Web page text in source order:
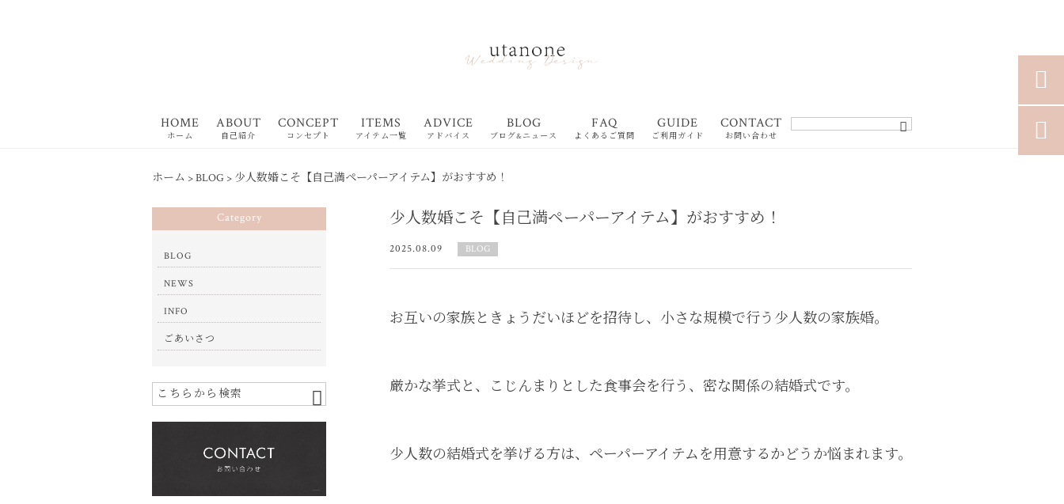
HOME
ホーム
ABOUT
自己紹介
CONCEPT
コンセプト
ITEMS
アイテム一覧
ADVICE
アドバイス
BLOG
ブログ&ニュース
FAQ
よくあるご質問
GUIDE
ご利用ガイド
CONTACT
お問い合わせ
ホーム >BLOG > 少人数婚こそ【自己満ペーパーアイテム】がおすすめ！
少人数婚こそ【自己満ペーパーアイテム】がおすすめ！
2025.08.09 BLOG
お互いの家族ときょうだいほどを招待し、小さな規模で行う少人数の家族婚。
厳かな挙式と、こじんまりとした食事会を行う、密な関係の結婚式です。
少人数の結婚式を挙げる方は、ペーパーアイテムを用意するかどうか悩まれます。
Category
BLOG
NEWS
INFO
ごあいさつ

